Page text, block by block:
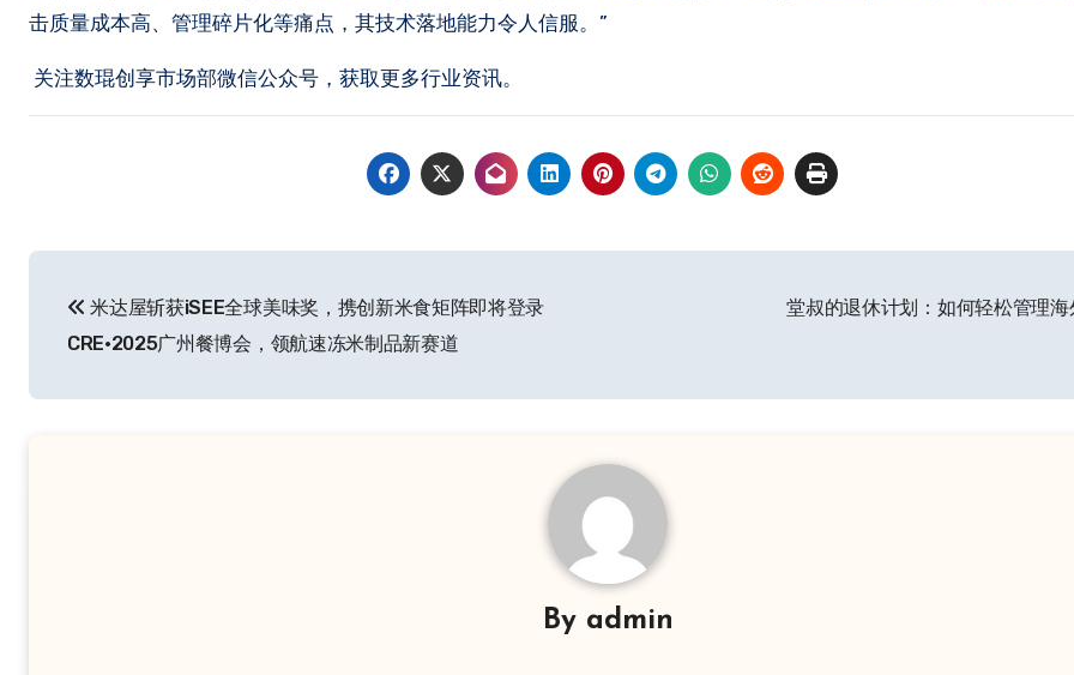
击质量成本高、管理碎片化等痛点，其技术落地能力令人信服。”
关注数琨创享市场部微信公众号，获取更多行业资讯。
米达屋斩获iSEE全球美味奖，携创新米食矩阵即将登录
CRE·2025广州餐博会，领航速冻米制品新赛道
堂叔的退休计划：如何轻松管理
By admin